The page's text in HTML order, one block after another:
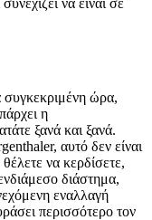
συγκεκριμένη ώρα,
η
ξανά και ξανά.
αυτό δεν είναι
να κερδίσετε,
διάστημα,
εναλλαγή
περισσότερο τον